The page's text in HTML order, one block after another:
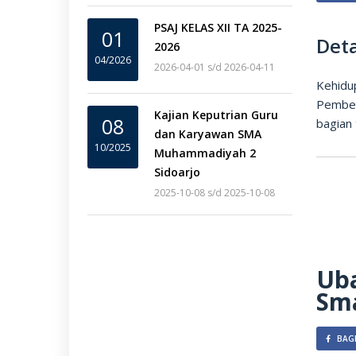
01
04/2026
PSAJ KELAS XII TA 2025-
2026
2026-04-01 s/d 2026-04-11
08
10/2025
Kajian Keputrian Guru
dan Karyawan SMA
Muhammadiyah 2
Sidoarjo
2025-10-08 s/d 2025-10-08
bagian